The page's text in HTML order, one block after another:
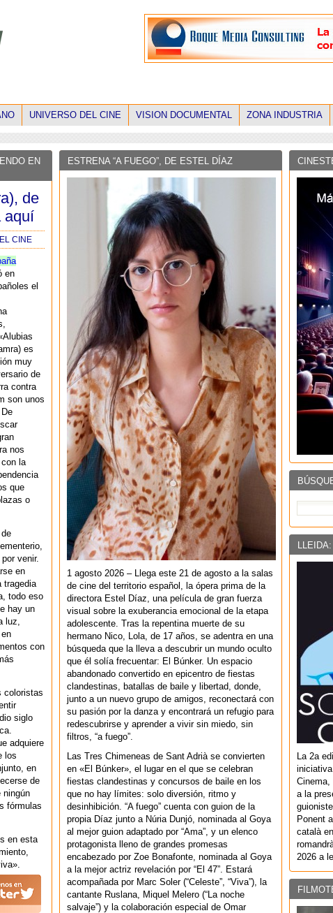
UNIVERSO DEL CINE VISION DOCUMENTAL ZONA INDUSTRIA
EN
de
aquí
CINE
en
el
es
muy
de
contra
son unos
nos
la
que
o
venir.
en
tragedia
todo eso
hay un
luz,
con
coloristas
siglo
adquiere
los
en
de
ningún
fórmulas
en esta
La 2a
Cinema,
a la
Ponent
català
2026 a
ESTRENA “A FUEGO”, DE ESTEL DÍAZ
1 agosto 2026 – Llega este 21 de agosto a la salas
de cine del territorio español, la ópera prima de la
directora Estel Díaz, una película de gran fuerza
visual sobre la exuberancia emocional de la etapa
adolescente. Tras la repentina muerte de su
hermano Nico, Lola, de 17 años, se adentra en una
búsqueda que la lleva a descubrir un mundo oculto
que él solía frecuentar: El Búnker. Un espacio
abandonado convertido en epicentro de fiestas
clandestinas, batallas de baile y libertad, donde,
junto a un nuevo grupo de amigos, reconectará con
su pasión por la danza y encontrará un refugio para
redescubrirse y aprender a vivir sin miedo, sin
filtros, “a fuego”.
Las Tres Chimeneas de Sant Adrià se convierten
en «El Búnker», el lugar en el que se celebran
fiestas clandestinas y concursos de baile en los
que no hay límites: solo diversión, ritmo y
desinhibición. “A fuego” cuenta con guion de la
propia Díaz junto a Núria Dunjó, nominada al Goya
al mejor guion adaptado por “Ama”, y un elenco
protagonista lleno de grandes promesas
encabezado por Zoe Bonafonte, nominada al Goya
a la mejor actriz revelación por “El 47”. Estará
acompañada por Marc Soler (“Celeste”, “Viva”), la
cantante Ruslana, Miquel Melero (“La noche
salvaje”) y la colaboración especial de Omar